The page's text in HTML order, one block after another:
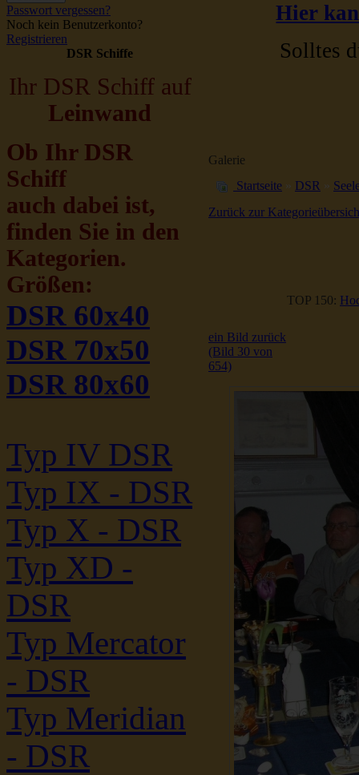
Passwort vergessen?
Noch kein Benutzerkonto?
Registrieren
DSR Schiffe
Ihr DSR Schiff auf
Leinwand
Ob Ihr DSR
Schiff
auch dabei ist,
finden Sie in den
Kategorien.
Größen:
DSR 60x40
DSR 70x50
DSR 80x60
Typ IV DSR
Typ IX - DSR
Typ X - DSR
Typ XD -
DSR
Typ Mercator
- DSR
Typ Meridian
- DSR
Hier
Solltes
Galerie
Startseite » DSR »
Zurück zur
TOP 150:
ein Bild zurück
(Bild 30 von
654)